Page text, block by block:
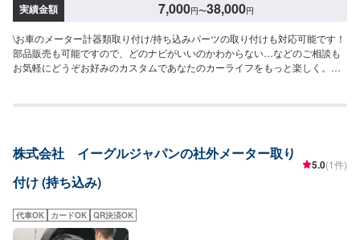
実績金額 7,000円〜38,000円
\お車のメーター計器類取り付け/持ち込みパーツの取り付けも対応可能です！
部品販売も可能ですので、どのナビがいいのかわからない…などのご相談も
お気軽にどうぞお好みのカスタムであなたのカーライフをもっと楽しく。お
入車の対応も、輸入車の対応も、クルマの購入もいろいろ、説明力も対応力
させて頂きました。これからもお客様に笑顔を届けられるよう、新しいお店
株式会社 イーグルジャパンの社外メーター取り
付け (持ち込み)
5.0(1件)
代車OK カードOK QR決済OK